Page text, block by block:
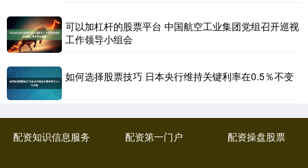
可以加杠杆的股票平台 中国航空工业集团党组召开巡视
工作领导小组会
如何选择股票技巧 日本央行维持关键利率在0.5％不变
配资知识信息服务 配资第一门户 配资操盘股票